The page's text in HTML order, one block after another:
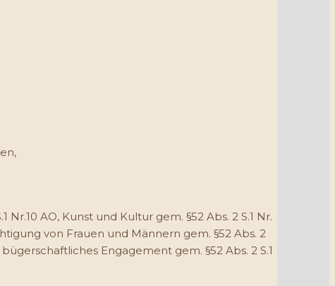
AO, Kunst und Kultur gem. §52 Abs. 2 S.1 Nr.
von Frauen und Männern gem. §52 Abs. 2
Engagement gem. §52 Abs. 2 S.1